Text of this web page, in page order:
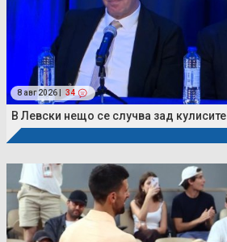
8 авг 2026 | 34
В Левски нещо се случва зад кулисите